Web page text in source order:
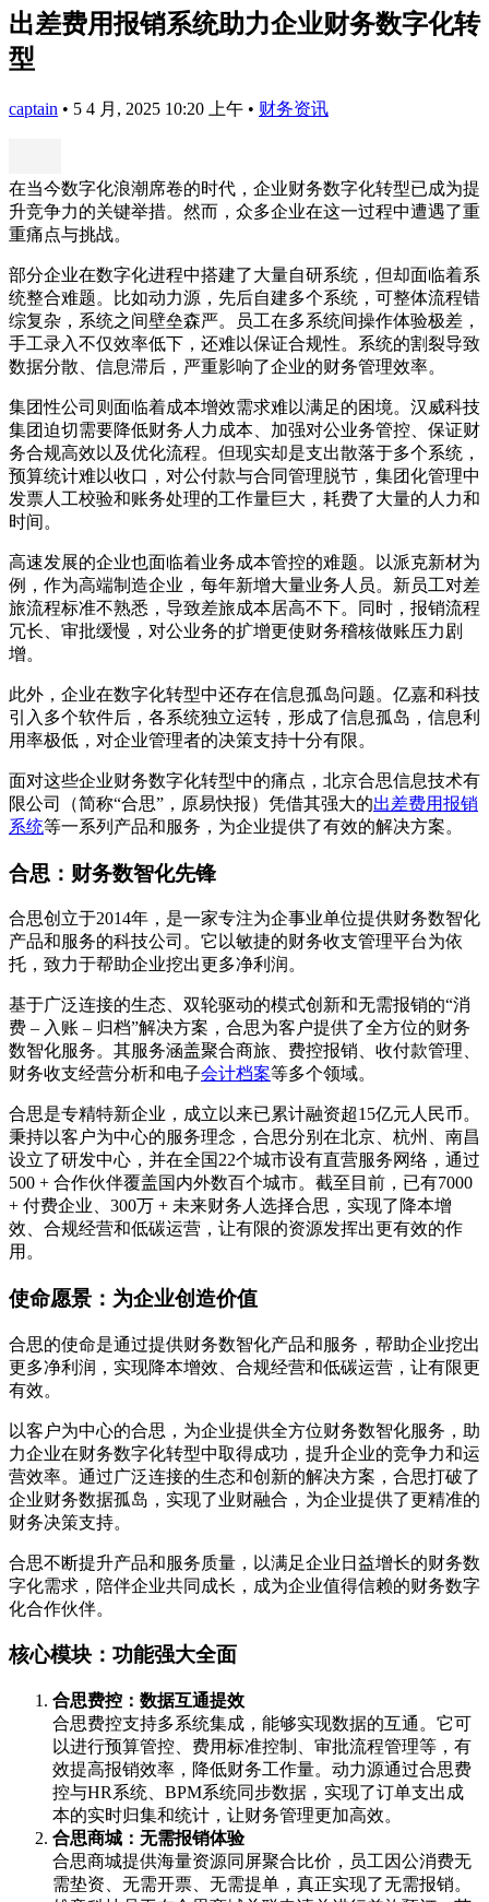
出差费用报销系统助力企业财务数字化转
型
captain • 5 4 月, 2025 10:20 上午 • 财务资讯
在当今数字化浪潮席卷的时代，企业财务数字化转型已成为提
升竞争力的关键举措。然而，众多企业在这一过程中遭遇了重
重痛点与挑战。
部分企业在数字化进程中搭建了大量自研系统，但却面临着系
统整合难题。比如动力源，先后自建多个系统，可整体流程错
综复杂，系统之间壁垒森严。员工在多系统间操作体验极差，
手工录入不仅效率低下，还难以保证合规性。系统的割裂导致
数据分散、信息滞后，严重影响了企业的财务管理效率。
集团性公司则面临着成本增效需求难以满足的困境。汉威科技
集团迫切需要降低财务人力成本、加强对公业务管控、保证财
务合规高效以及优化流程。但现实却是支出散落于多个系统，
预算统计难以收口，对公付款与合同管理脱节，集团化管理中
发票人工校验和账务处理的工作量巨大，耗费了大量的人力和
时间。
高速发展的企业也面临着业务成本管控的难题。以派克新材为
例，作为高端制造企业，每年新增大量业务人员。新员工对差
旅流程标准不熟悉，导致差旅成本居高不下。同时，报销流程
冗长、审批缓慢，对公业务的扩增更使财务稽核做账压力剧
增。
此外，企业在数字化转型中还存在信息孤岛问题。亿嘉和科技
引入多个软件后，各系统独立运转，形成了信息孤岛，信息利
用率极低，对企业管理者的决策支持十分有限。
面对这些企业财务数字化转型中的痛点，北京合思信息技术有
限公司（简称“合思”，原易快报）凭借其强大的出差费用报销
系统等一系列产品和服务，为企业提供了有效的解决方案。
合思：财务数智化先锋
合思创立于2014年，是一家专注为企事业单位提供财务数智化
产品和服务的科技公司。它以敏捷的财务收支管理平台为依
托，致力于帮助企业挖出更多净利润。
基于广泛连接的生态、双轮驱动的模式创新和无需报销的“消
费 – 入账 – 归档”解决方案，合思为客户提供了全方位的财务
数智化服务。其服务涵盖聚合商旅、费控报销、收付款管理、
财务收支经营分析和电子会计档案等多个领域。
合思是专精特新企业，成立以来已累计融资超15亿元人民币。
秉持以客户为中心的服务理念，合思分别在北京、杭州、南昌
设立了研发中心，并在全国22个城市设有直营服务网络，通过
500 + 合作伙伴覆盖国内外数百个城市。截至目前，已有7000
+ 付费企业、300万 + 未来财务人选择合思，实现了降本增
效、合规经营和低碳运营，让有限的资源发挥出更有效的作
用。
使命愿景：为企业创造价值
合思的使命是通过提供财务数智化产品和服务，帮助企业挖出
更多净利润，实现降本增效、合规经营和低碳运营，让有限更
有效。
以客户为中心的合思，为企业提供全方位财务数智化服务，助
力企业在财务数字化转型中取得成功，提升企业的竞争力和运
营效率。通过广泛连接的生态和创新的解决方案，合思打破了
企业财务数据孤岛，实现了业财融合，为企业提供了更精准的
财务决策支持。
合思不断提升产品和服务质量，以满足企业日益增长的财务数
字化需求，陪伴企业共同成长，成为企业值得信赖的财务数字
化合作伙伴。
核心模块：功能强大全面
合思费控：数据互通提效
合思费控支持多系统集成，能够实现数据的互通。它可
以进行预算管控、费用标准控制、审批流程管理等，有
效提高报销效率，降低财务工作量。动力源通过合思费
控与HR系统、BPM系统同步数据，实现了订单支出成
本的实时归集和统计，让财务管理更加高效。
合思商城：无需报销体验
合思商城提供海量资源同屏聚合比价，员工因公消费无
需垫资、无需开票、无需提单，真正实现了无需报销。